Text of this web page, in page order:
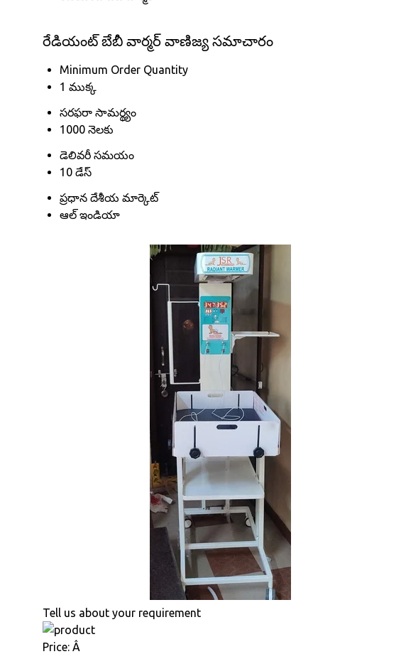
రేడియంట్ బేబీ వార్మర్ వాణిజ్య సమాచారం
Minimum Order Quantity
1 ముక్క
సరఫరా సామర్థ్యం
1000 నెలకు
డెలివరీ సమయం
10 డేస్
ప్రధాన దేశీయ మార్కెట్
ఆల్ ఇండియా
Tell us about your requirement
Price: Â